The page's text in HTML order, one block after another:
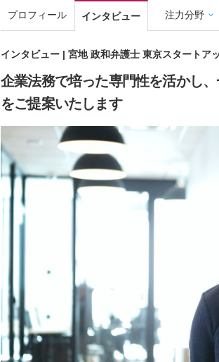
プロフィール インタビュー 注力分野
インタビュー | 宮地 政和弁護士 東京スタートア
企業法務で培った専門性を活かし
をご提案いたします